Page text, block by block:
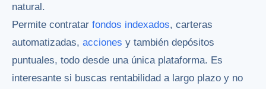
natural.
Permite contratar fondos indexados, carteras
automatizadas, acciones y también depósitos
puntuales, todo desde una única plataforma. Es
interesante si buscas rentabilidad a largo plazo y no